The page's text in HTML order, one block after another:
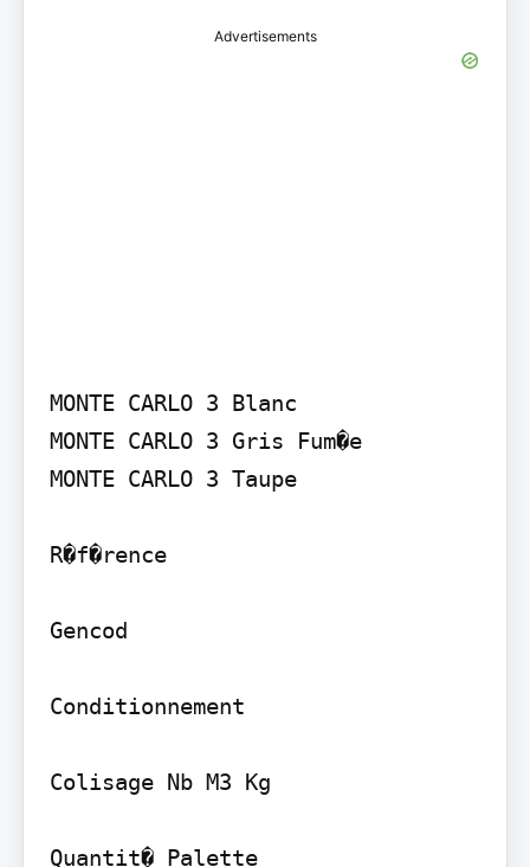
Advertisements
MONTE CARLO 3 Blanc
MONTE CARLO 3 Gris Fum�e
MONTE CARLO 3 Taupe
R�f�rence
Gencod
Conditionnement
Colisage Nb M3 Kg
Quantit� Palette